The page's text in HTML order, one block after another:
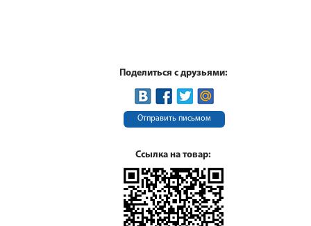
Поделиться с друзьями:
Отправить письмом
Ссылка на товар: